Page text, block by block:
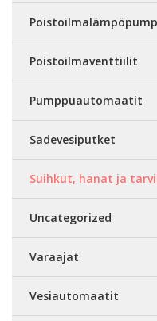
Poistoilmaventtiilit
Pumppuautomaatit
Sadevesiputket
Suihkut, hanat ja
Uncategorized
Varaajat
Vesiautomaatit